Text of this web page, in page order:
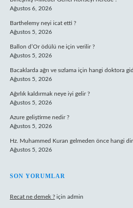
Ağustos 6, 2026
Barthelemy neyi icat etti ?
Ağustos 5, 2026
Ballon d’Or ödülü ne için verilir ?
Ağustos 5, 2026
Bacaklarda ağrı ve sızlama için hangi doktora
Ağustos 5, 2026
Ağırlık kaldırmak neye iyi gelir ?
Ağustos 5, 2026
Azure geliştirme nedir ?
Ağustos 5, 2026
Hz. Muhammed Kuran gelmeden önce hangi
Ağustos 5, 2026
SON YORUMLAR
Recat ne demek ? için admin